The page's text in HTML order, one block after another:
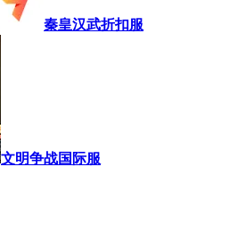
秦皇汉武折扣服
文明争战国际服